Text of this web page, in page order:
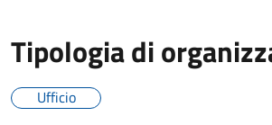
Tipologia di
Ufficio